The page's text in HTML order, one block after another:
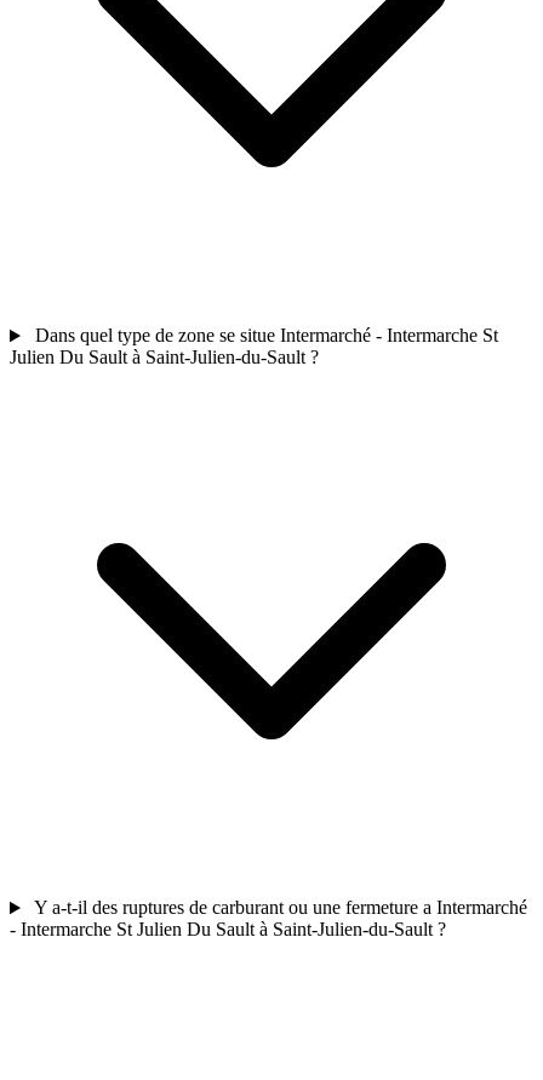
Dans quel type de zone se situe Intermarché - Intermarche St
Julien Du Sault à Saint-Julien-du-Sault ?
Y a-t-il des ruptures de carburant ou une fermeture a Intermarché
- Intermarche St Julien Du Sault à Saint-Julien-du-Sault ?